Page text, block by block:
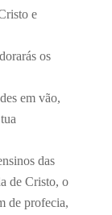
e
os
em vão,
das
de Cristo, o
de profecia,